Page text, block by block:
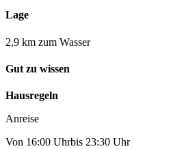
Lage
2,9 km zum Wasser
Gut zu wissen
Hausregeln
Anreise
Von 16:00 Uhrbis 23:30 Uhr